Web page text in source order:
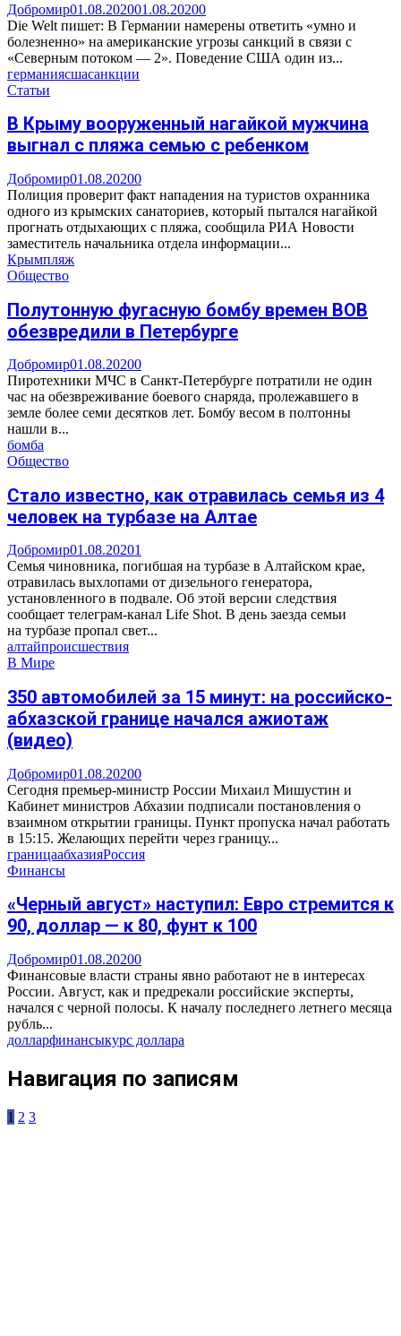
Добромир01.08.202001.08.20200
Die Welt пишет: В Германии намерены ответить «умно и
болезненно» на американские угрозы санкций в связи с
«Северным потоком — 2». Поведение США один из...
германиясшасанкции
Статьи
В Крыму вооруженный нагайкой мужчина
выгнал с пляжа семью с ребенком
Добромир01.08.20200
Полиция проверит факт нападения на туристов охранника
одного из крымских санаториев, который пытался нагайкой
прогнать отдыхающих с пляжа, сообщила РИА Новости
заместитель начальника отдела информации...
Крымпляж
Общество
Полутонную фугасную бомбу времен ВОВ
обезвредили в Петербурге
Добромир01.08.20200
Пиротехники МЧС в Санкт-Петербурге потратили не один
час на обезвреживание боевого снаряда, пролежавшего в
земле более семи десятков лет. Бомбу весом в полтонны
нашли в...
бомба
Общество
Стало известно, как отравилась семья из 4
человек на турбазе на Алтае
Добромир01.08.20201
Семья чиновника, погибшая на турбазе в Алтайском крае,
отравилась выхлопами от дизельного генератора,
установленного в подвале. Об этой версии следствия
сообщает телеграм-канал Life Shot. В день заезда семьи
на турбазе пропал свет...
алтайпроисшествия
В Мире
350 автомобилей за 15 минут: на российско-
абхазской границе начался ажиотаж
(видео)
Добромир01.08.20200
Сегодня премьер-министр России Михаил Мишустин и
Кабинет министров Абхазии подписали постановления о
взаимном открытии границы. Пункт пропуска начал работать
в 15:15. Желающих перейти через границу...
границаабхазияРоссия
Финансы
«Черный август» наступил: Евро стремится к
90, доллар — к 80, фунт к 100
Добромир01.08.20200
Финансовые власти страны явно работают не в интересах
России. Август, как и предрекали российские эксперты,
начался с черной полосы. К началу последнего летнего месяца
рубль...
долларфинансыкурс доллара
Навигация по записям
1 2 3